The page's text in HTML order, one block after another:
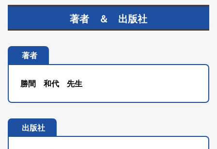
著者 ＆ 出版社
著者
勝間 和代 先生
出版社